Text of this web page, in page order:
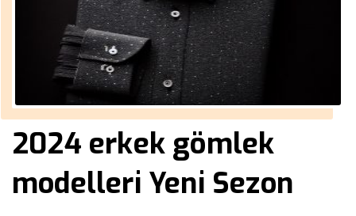
2024 erkek gömlek
modelleri Yeni Sezon